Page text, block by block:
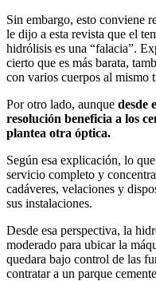
Sin embargo, esto conviene
le dijo a esta revista que el
hidrólisis es una “falacia”.
cierto que es más barata,
con varios cuerpos al mismo
Por otro lado, aunque desde
resolución beneficia a los
plantea otra óptica.
Según esa explicación, lo
servicio completo y
cadáveres, velaciones y
sus instalaciones.
Desde esa perspectiva, la
moderado para ubicar la
quedara bajo control de las
contratar a un parque